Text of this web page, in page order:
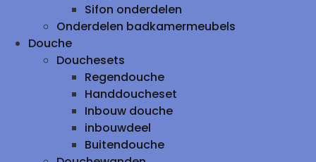
Sifon onderdelen
Onderdelen badkamermeubels
Douche
Douchesets
Regendouche
Handdoucheset
Inbouw douche
inbouwdeel
Buitendouche